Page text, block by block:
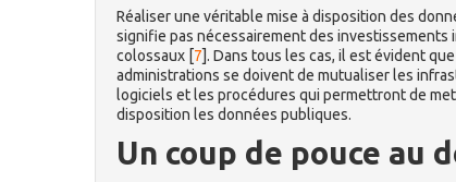
Réaliser une véritable mise à disposition des
signifie pas nécessairement des investissements
colossaux [7]. Dans tous les cas, il est évident
administrations se doivent de mutualiser les
logiciels et les procédures qui permettront de
disposition les données publiques.
Un coup de pouce au